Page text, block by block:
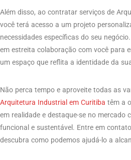
Além disso, ao contratar serviços de
você terá acesso a um projeto
necessidades específicas do seu
em estreita colaboração com você para
um espaço que reflita a identidade da
Não perca tempo e aproveite todas as
Arquitetura Industrial em Curitiba têm a
em realidade e destaque-se no mercado
funcional e sustentável. Entre em
descubra como podemos ajudá-lo a